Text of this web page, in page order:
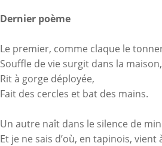
Dernier poème
Le premier, comme claque le
Souffle de vie surgit dans la maison,
Rit à gorge déployée,
Fait des cercles et bat des mains.
Un autre naît dans le silence de
Et je ne sais d’où, en tapinois, vient